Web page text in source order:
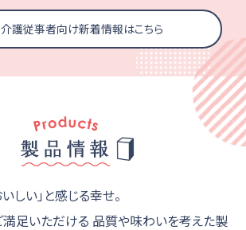
介護従事者向け新着情報はこちら
しい」と感じる幸せ。
満足いただける 品質や味わいを考えた製